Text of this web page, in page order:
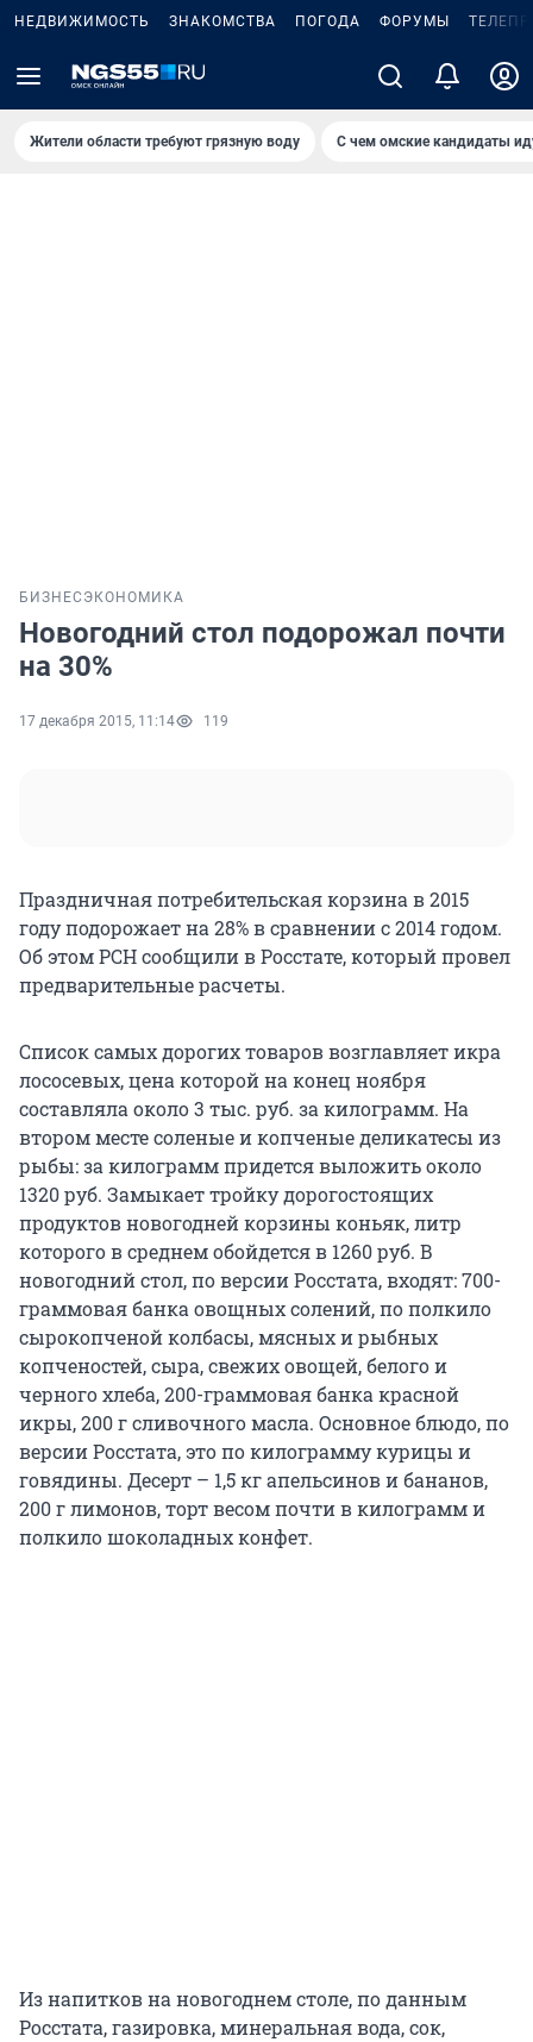
НЕДВИЖИМОСТЬ ЗНАКОМСТВА ПОГОДА ФОРУМЫ
Жители области требуют грязную воду С чем омские кандидаты
БИЗНЕС ЭКОНОМИКА
Новогодний стол подорожал почти
на 30%
17 декабря 2015, 11:14 119
Праздничная потребительская корзина в 2015
году подорожает на 28% в сравнении с 2014 годом.
Об этом РСН сообщили в Росстате, который провел
предварительные расчеты.
Список самых дорогих товаров возглавляет икра
лососевых, цена которой на конец ноября
составляла около 3 тыс. руб. за килограмм. На
втором месте соленые и копченые деликатесы из
рыбы: за килограмм придется выложить около
1320 руб. Замыкает тройку дорогостоящих
продуктов новогодней корзины коньяк, литр
которого в среднем обойдется в 1260 руб. В
новогодний стол, по версии Росстата, входят: 700-
граммовая банка овощных солений, по полкило
сырокопченой колбасы, мясных и рыбных
копченостей, сыра, свежих овощей, белого и
черного хлеба, 200-граммовая банка красной
икры, 200 г сливочного масла. Основное блюдо, по
версии Росстата, это по килограмму курицы и
говядины. Десерт – 1,5 кг апельсинов и бананов,
200 г лимонов, торт весом почти в килограмм и
полкило шоколадных конфет.
Из напитков на новогоднем столе, по данным
Росстата, газировка, минеральная вода, сок,